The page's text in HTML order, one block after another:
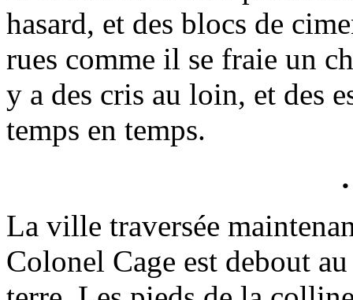
hasard, et des blocs de
rues comme il se fraie un
y a des cris au loin, et des
temps en temps.
La ville traversée
Colonel Cage est debout